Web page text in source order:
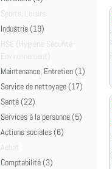
Sports, Loisirs
Industrie (19)
HSE (Hygiène-Sécurité-
Environnement)
Maintenance, Entretien (1)
Service de nettoyage (17)
Santé (22)
Services à la personne (5)
Actions sociales (6)
Achat
Comptabilité (3)